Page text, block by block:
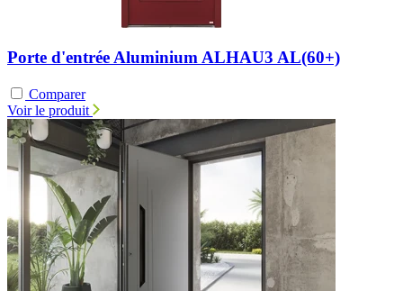
Porte d'entrée Aluminium ALHAU3 AL(60+)
Comparer
Voir le produit